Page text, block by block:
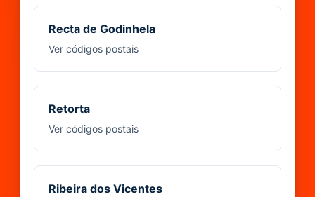
Recta de Godinhela
Ver códigos postais
Retorta
Ver códigos postais
Ribeira dos Vicentes